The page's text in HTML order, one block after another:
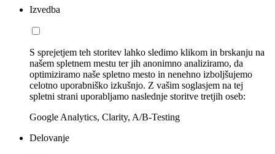
Izvedba
S sprejetjem teh storitev lahko sledimo klikom in brskanju na
našem spletnem mestu ter jih anonimno analiziramo, da
optimiziramo naše spletno mesto in nenehno izboljšujemo
celotno uporabniško izkušnjo. Z vašim soglasjem na tej
spletni strani uporabljamo naslednje storitve tretjih oseb:
Google Analytics, Clarity, A/B-Testing
Delovanje